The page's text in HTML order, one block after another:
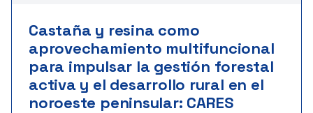
Castaña y resina como
aprovechamiento multifuncional
para impulsar la gestión forestal
activa y el desarrollo rural en el
noroeste peninsular: CARES